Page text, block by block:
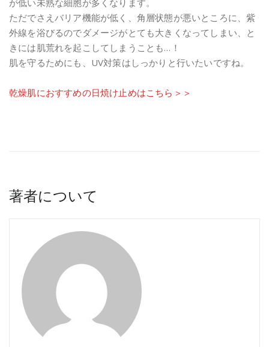
が低い未熟な細胞が多くなります。
ただでさえバリア機能が低く、角層状態が悪いところに、紫
外線を浴びるのでダメージがとても大きくなってしまい、と
きには肌荒れを起こしてしまうことも…！
肌を守るためにも、UV対策はしっかりと行いたいですね。
乾燥肌におすすめの日焼け止めはこちら＞＞
著者について